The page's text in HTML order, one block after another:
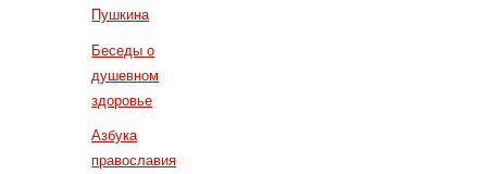
Пушкина
Беседы о
душевном
здоровье
Азбука
православия